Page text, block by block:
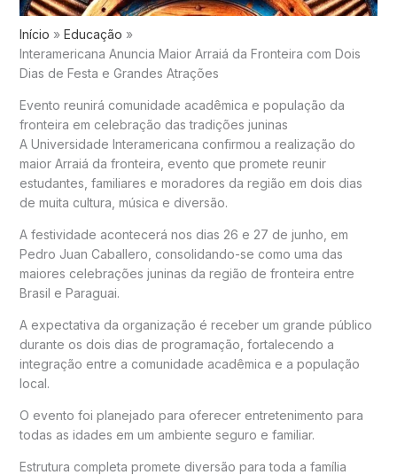
Início
Educação
Interamericana Anuncia Maior Arraiá da Fronteira com Dois
Dias de Festa e Grandes Atrações
Evento reunirá comunidade acadêmica e população da
fronteira em celebração das tradições juninas
A Universidade Interamericana confirmou a realização do
maior Arraiá da fronteira, evento que promete reunir
estudantes, familiares e moradores da região em dois dias
de muita cultura, música e diversão.
A festividade acontecerá nos dias 26 e 27 de junho, em
Pedro Juan Caballero, consolidando-se como uma das
maiores celebrações juninas da região de fronteira entre
Brasil e Paraguai.
A expectativa da organização é receber um grande público
durante os dois dias de programação, fortalecendo a
integração entre a comunidade acadêmica e a população
local.
O evento foi planejado para oferecer entretenimento para
todas as idades em um ambiente seguro e familiar.
Estrutura completa promete diversão para toda a família